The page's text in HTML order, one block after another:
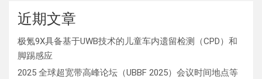
近期文章
极氪9X具备基于UWB技术的儿童车内遗留检测（CPD）和
脚踢感应
2025 全球超宽带高峰论坛（UBBF 2025）会议时间地点等